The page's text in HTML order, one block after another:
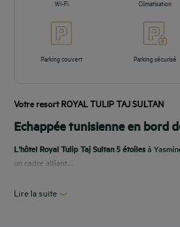
Wi-Fi Climatisation
Parking couvert Parking sécurisé
Votre resort ROYAL TULIP TAJ SULTAN
Echappée tunisienne en bord
L'hôtel Royal Tulip Taj Sultan 5 étoilesà
un cadre alliant...
Lire la suite